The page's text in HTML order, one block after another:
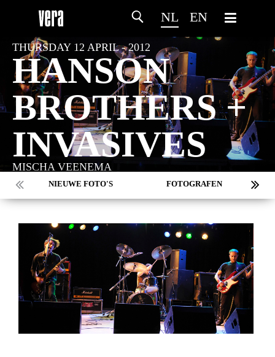
NL EN
THURSDAY 12 APRIL - 2012
HANSON
BROTHERS +
INVASIVES
MISCHA VEENEMA
NIEUWE FOTO'S FOTOGRAFEN
MARC DE KROSSE
PEER
MISCHA VEENEMA
JEROEN DEKKER
BOB DE VRIES
RICHARD POSTMA
SASKIA LUDDEN
ANNA HIEP